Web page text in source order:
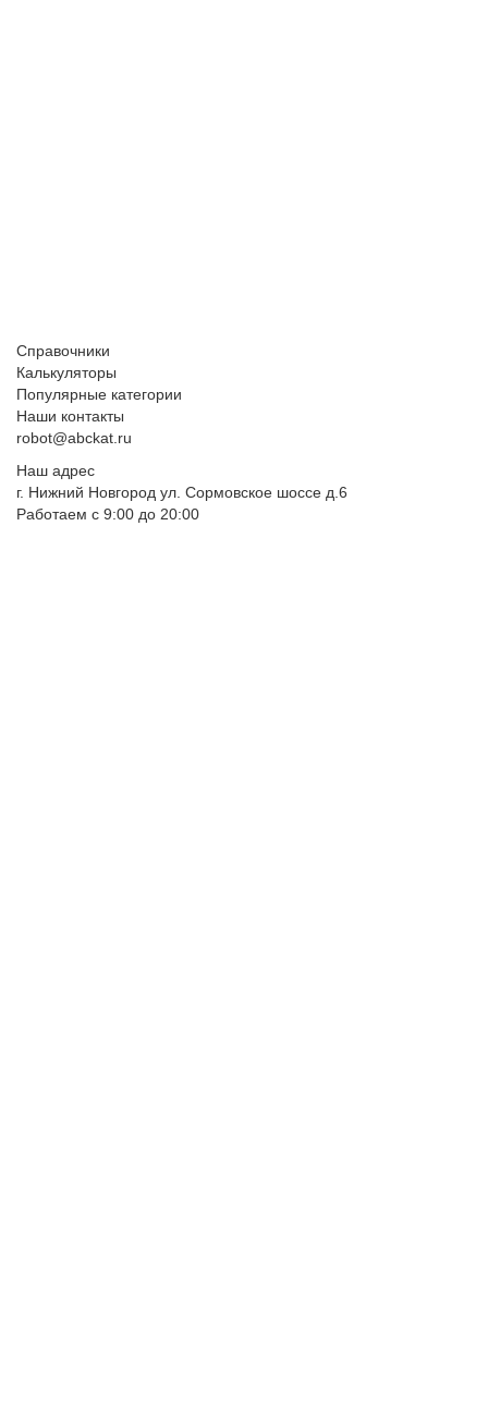
Справочники
Калькуляторы
Популярные категории
Наши контакты
robot@abckat.ru
Наш адрес
г. Нижний Новгород ул. Сормовское шоссе д.6
Работаем с 9:00 до 20:00